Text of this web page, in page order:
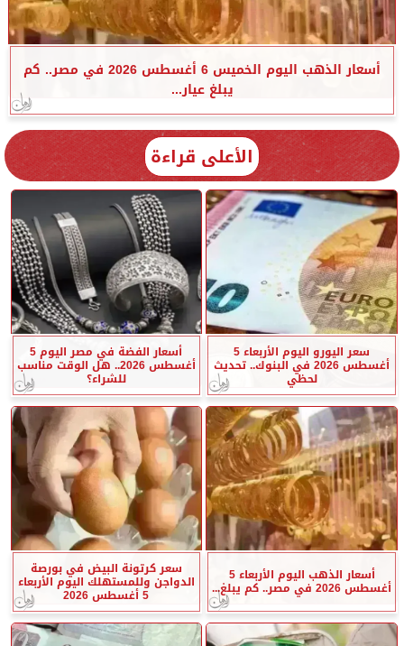
أسعار الذهب اليوم الخميس 6 أغسطس 2026 في مصر.. كم
يبلغ عيار...
الأعلى قراءة
سعر اليورو اليوم الأربعاء 5
أغسطس 2026 في البنوك.. تحديث
لحظي
أسعار الفضة في مصر اليوم 5
أغسطس 2026.. هل الوقت مناسب
للشراء؟
أسعار الذهب اليوم الأربعاء 5
أغسطس 2026 في مصر.. كم يبلغ...
سعر كرتونة البيض في بورصة
الدواجن وللمستهلك اليوم الأربعاء
5 أغسطس 2026